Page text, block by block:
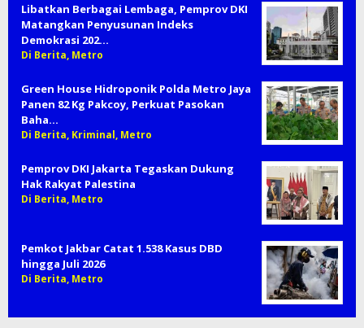
Libatkan Berbagai Lembaga, Pemprov DKI
Matangkan Penyusunan Indeks
Demokrasi 202…
Di Berita, Metro
Green House Hidroponik Polda Metro Jaya
Panen 82 Kg Pakcoy, Perkuat Pasokan
Baha…
Di Berita, Kriminal, Metro
Pemprov DKI Jakarta Tegaskan Dukung
Hak Rakyat Palestina
Di Berita, Metro
Pemkot Jakbar Catat 1.538 Kasus DBD
hingga Juli 2026
Di Berita, Metro